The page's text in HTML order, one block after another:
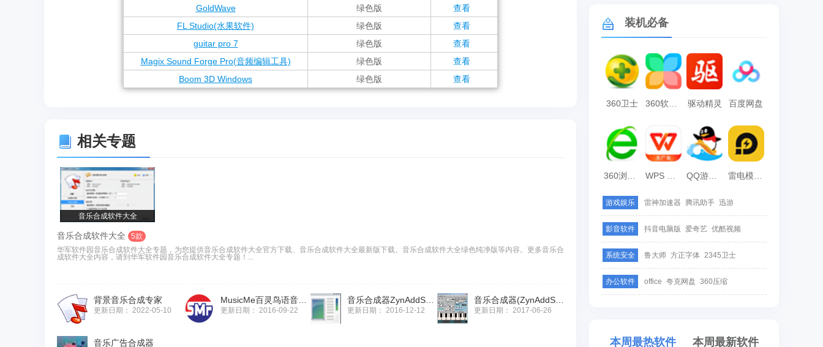
GoldWave
绿色版
查看
FL Studio(水果软件)
绿色版
查看
guitar pro 7
绿色版
查看
Magix Sound Forge Pro(音频编辑工具)
绿色版
查看
Boom 3D Windows
绿色版 查看
相关专题
音乐合成软件大全
音乐合成软件大全
5款
华军软件园音乐合成软件大全专题，为您提供音乐合成软件大全官方下载、音乐合成软件大全最新版下载、音乐合成软件大全绿色纯净版等内容。更多音乐合
成软件大全内容，请到华军软件园音乐合成软件大全专题！...
背景音乐合成专家
更新日期： 2022-05-10 更新日期： 2016-09-22 更新日期： 2016-12-12 更新日期： 2017-06-26
音乐广告合成器
装机必备
360卫士 360软件管家 驱动精灵 百度网盘
雷电模拟器
游戏娱乐 雷神加速器 腾讯助手 迅游
影音软件 抖音电脑版 爱奇艺 优酷视频
系统安全 鲁大师 方正字体 2345卫士
办公软件 office 夸克网盘 360压缩
本周最热软件 本周最新软件